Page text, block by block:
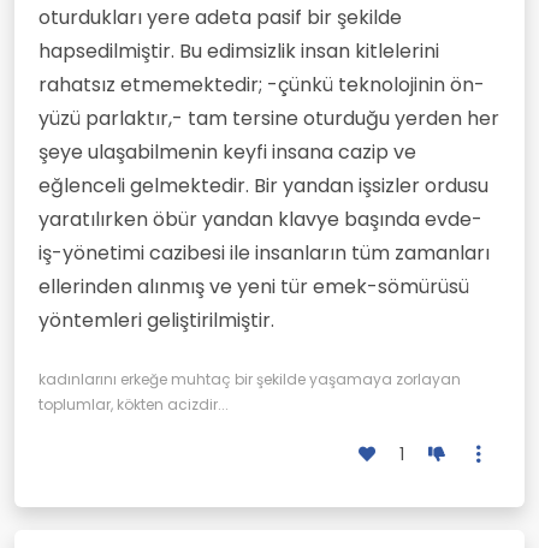
oturdukları yere adeta pasif bir şekilde
hapsedilmiştir. Bu edimsizlik insan kitlelerini
rahatsız etmemektedir; -çünkü teknolojinin ön-
yüzü parlaktır,- tam tersine oturduğu yerden her
şeye ulaşabilmenin keyfi insana cazip ve
eğlenceli gelmektedir. Bir yandan işsizler ordusu
yaratılırken öbür yandan klavye başında evde-
iş-yönetimi cazibesi ile insanların tüm zamanları
ellerinden alınmış ve yeni tür emek-sömürüsü
yöntemleri geliştirilmiştir.
kadınlarını erkeğe muhtaç bir şekilde yaşamaya zorlayan
toplumlar, kökten acizdir...
1